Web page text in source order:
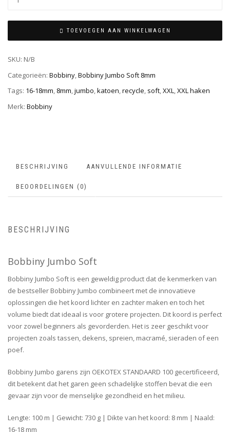
TOEVOEGEN AAN WINKELWAGEN
SKU: N/B
Categorieën: Bobbiny Bobbiny Jumbo Soft 8mm
Tags: 16-18mm, 8mm,jumbo,katoen,recycle, soft,XXL,XXL haken
Merk: Bobbiny
BESCHRIJVING AANVULLENDE INFORMATIE
BEOORDELINGEN (0)
BESCHRIJVING
Bobbiny Jumbo Soft
Bobbiny Jumbo Soft is een geweldig product dat de kenmerken van
de bestseller Bobbiny Jumbo combineert met de innovatieve
oplossingen die het koord lichter en zachter maken en toch het
volume biedt dat ideaal is voor grotere projecten. Dit koord is perfect
voor zowel beginners als gevorderden. Het is zeer geschikt voor
projecten zoals tassen, dekens, spreien, macramé, sieraden of een
poef.
Bobbiny Jumbo garens zijn OEKOTEX STANDAARD 100 gecertificeerd,
dit betekent dat het garen geen schadelijke stoffen bevat die een
gevaar zijn voor de menselijke gezondheid en het milieu.
Lengte: 100 m | Gewicht: 730 g | Dikte van het koord: 8 mm | Naald:
16-18 mm